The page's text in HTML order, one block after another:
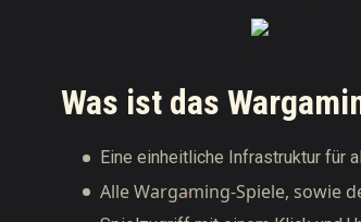
Was ist das
Eine einheitliche Infrastruktur für
Alle Wargaming-Spiele, sowie